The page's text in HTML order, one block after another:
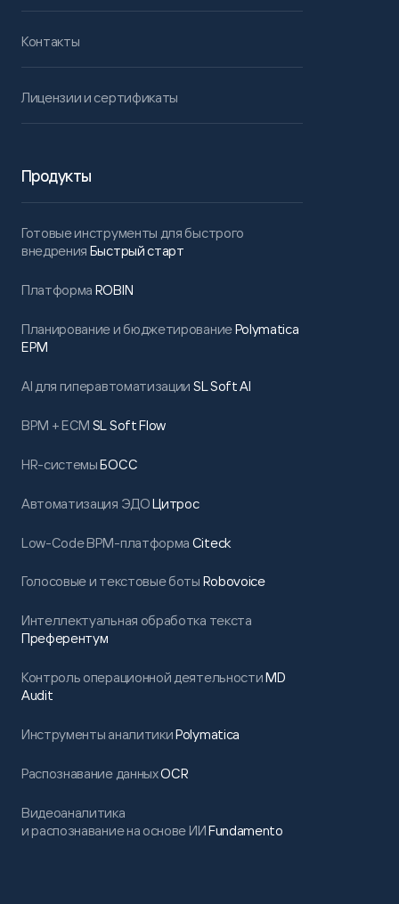
Контакты
Лицензии и сертификаты
Продукты
Готовые инструменты для быстрого
внедрения Быстрый старт
Платформа ROBIN
Планирование и бюджетированиеPolymatica
EPM
AI для гиперавтоматизации SL Soft AI
BPM + ECM SL Soft Flow
HR-системыБОСС
Автоматизация ЭДОЦитрос
Low-Code BPM-платформа Citeck
Голосовые и текстовые боты Robovoice
Интеллектуальная обработка текста
Преферентум
Контроль операционной деятельностиMD
Audit
Инструменты аналитикиPolymatica
Распознавание данныхOCR
Видеоаналитика
и распознавание на основе ИИFundamento